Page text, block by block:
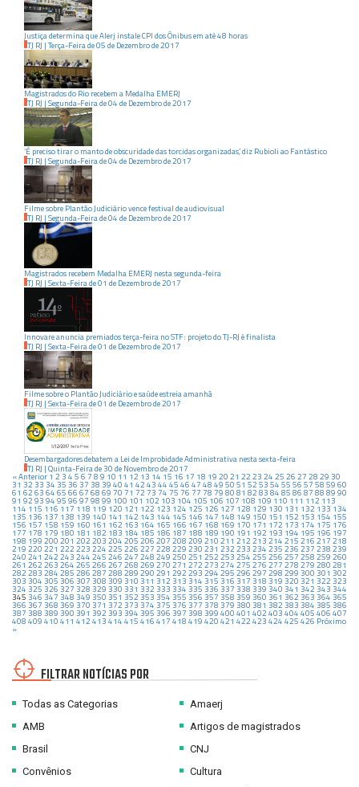
Justiça determina que Alerj instale CPI dos Ônibus em até 48 horas
TJ RJ | Terça-Feirade05 de Dezembrode2017
Magistrados do Rio recebem a Medalha EMERJ
TJ RJ | Segunda-Feirade04 de Dezembrode2017
‘É preciso tirar o manto de obscuridade das torcidas organizadas’, diz Rubioli ao Fantástico
TJ RJ | Segunda-Feirade04 de Dezembrode2017
Filme sobre Plantão Judiciário vence festival de audiovisual
TJ RJ | Segunda-Feirade04 de Dezembrode2017
Magistrados recebem Medalha EMERJ nesta segunda-feira
TJ RJ | Sexta-Feirade01 de Dezembrode2017
Innovare anuncia premiados terça-feira no STF: projeto do TJ-RJ é finalista
TJ RJ | Sexta-Feirade01 de Dezembrode2017
Filme sobre o Plantão Judiciário e saúde estreia amanhã
TJ RJ | Sexta-Feirade01 de Dezembrode2017
Desembargadores debatem a Lei de Improbidade Administrativa nesta sexta-feira
TJ RJ | Quinta-Feirade30 de Novembrode2017
« Anterior 1 2 3 4 5 6 7 8 9 10 11 12 13 14 15 16 17 18 19 20 21 22 23 24 25 26 27 28 29 30
31 32 33 34 35 36 37 38 39 40 41 42 43 44 45 46 47 48 49 50 51 52 53 54 55 56 57 58 59 60
61 62 63 64 65 66 67 68 69 70 71 72 73 74 75 76 77 78 79 80 81 82 83 84 85 86 87 88 89 90
91 92 93 94 95 96 97 98 99 100 101 102 103 104 105 106 107 108 109 110 111 112 113
114 115 116 117 118 119 120 121 122 123 124 125 126 127 128 129 130 131 132 133 134
135 136 137 138 139 140 141 142 143 144 145 146 147 148 149 150 151 152 153 154 155
156 157 158 159 160 161 162 163 164 165 166 167 168 169 170 171 172 173 174 175 176
177 178 179 180 181 182 183 184 185 186 187 188 189 190 191 192 193 194 195 196 197
198 199 200 201 202 203 204 205 206 207 208 209 210 211 212 213 214 215 216 217 218
219 220 221 222 223 224 225 226 227 228 229 230 231 232 233 234 235 236 237 238 239
240 241 242 243 244 245 246 247 248 249 250 251 252 253 254 255 256 257 258 259 260
261 262 263 264 265 266 267 268 269 270 271 272 273 274 275 276 277 278 279 280 281
282 283 284 285 286 287 288 289 290 291 292 293 294 295 296 297 298 299 300 301 302
303 304 305 306 307 308 309 310 311 312 313 314 315 316 317 318 319 320 321 322 323
324 325 326 327 328 329 330 331 332 333 334 335 336 337 338 339 340 341 342 343 344
345 346 347 348 349 350 351 352 353 354 355 356 357 358 359 360 361 362 363 364 365
366 367 368 369 370 371 372 373 374 375 376 377 378 379 380 381 382 383 384 385 386
387 388 389 390 391 392 393 394 395 396 397 398 399 400 401 402 403 404 405 406 407
408 409 410 411 412 413 414 415 416 417 418 419 420 421 422 423 424 425 426 Próximo
»
FILTRAR NOTÍCIAS POR
Todas as Categorias
AMB
Brasil
Convênios
Amaerj
Artigos de magistrados
CNJ
Cultura